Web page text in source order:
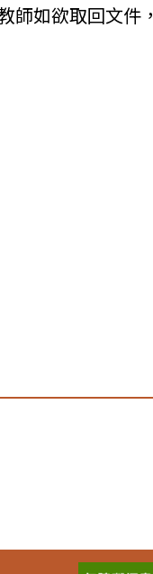
師如欲取回文件，